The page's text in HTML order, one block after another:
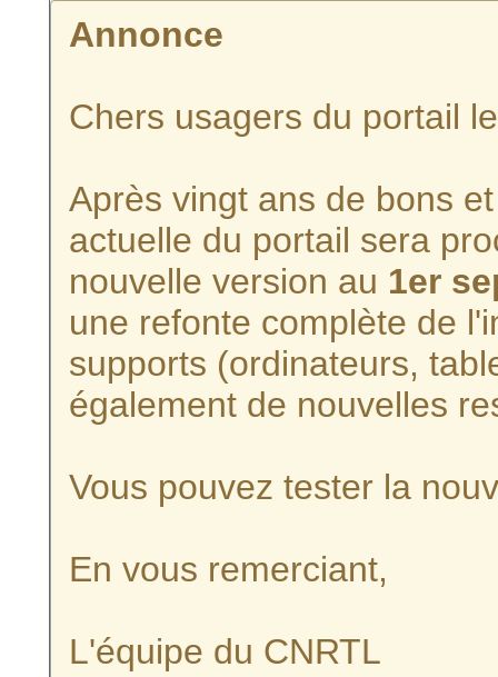
Annonce
Chers usagers du portail
Après vingt ans de bons
actuelle du portail sera
nouvelle version au 1er
une refonte complète de
supports (ordinateurs,
également de nouvelles
Vous pouvez tester la
En vous remerciant,
L'équipe du CNRTL